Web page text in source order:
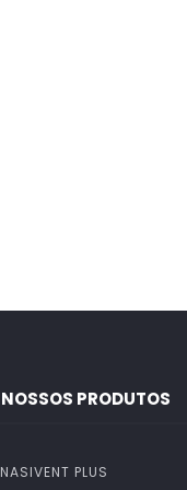
NOSSOS PRODUTOS
NASIVENT PLUS